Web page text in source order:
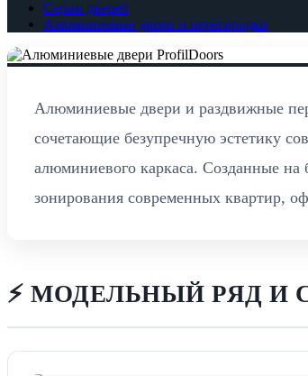
Серии дверей
Алюминиевые двери и перегородки
Алюминиевые двери и раздвижные
сочетающие безупречную эстетику
алюминиевого каркаса. Созданные на
зонирования современных квартир,
⚡ МОДЕЛЬНЫЙ РЯД